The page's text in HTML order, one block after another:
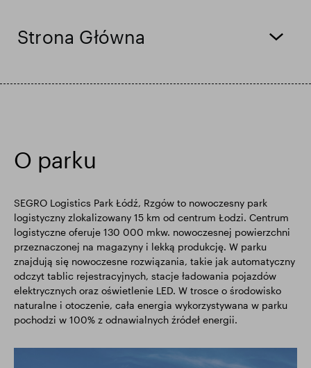
Strona Główna
O parku
SEGRO Logistics Park Łódź, Rzgów to nowoczesny park
logistyczny zlokalizowany 15 km od centrum Łodzi. Centrum
logistyczne oferuje 130 000 mkw. nowoczesnej powierzchni
przeznaczonej na magazyny i lekką produkcję. W parku
znajdują się nowoczesne rozwiązania, takie jak automatyczny
odczyt tablic rejestracyjnych, stacje ładowania pojazdów
elektrycznych oraz oświetlenie LED. W trosce o środowisko
naturalne i otoczenie, cała energia wykorzystywana w parku
pochodzi w 100% z odnawialnych źródeł energii.